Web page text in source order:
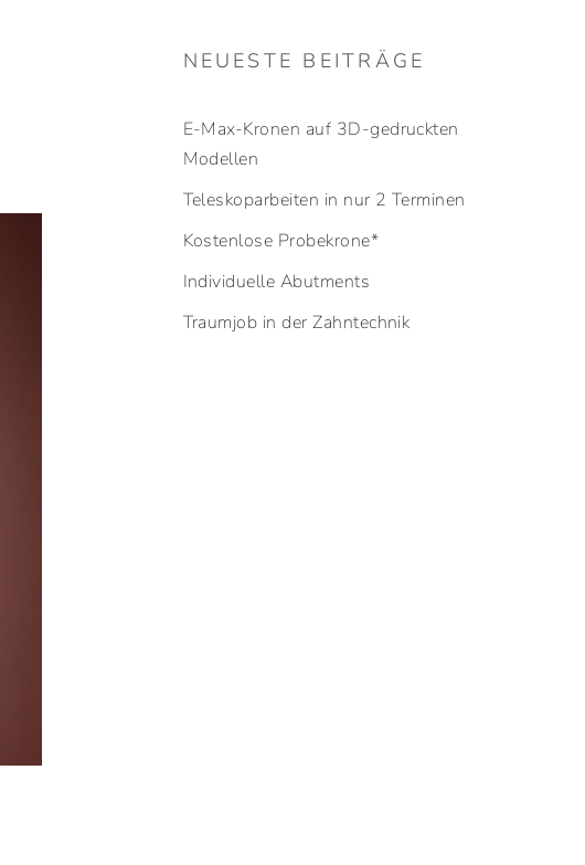
NEUESTE BEITRÄGE
E-Max-Kronen auf 3D-gedruckten
Modellen
Teleskoparbeiten in nur 2 Terminen
Kostenlose Probekrone*
Individuelle Abutments
Traumjob in der Zahntechnik